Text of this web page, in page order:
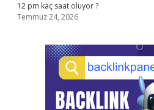
12 pm kaç saat oluyor ?
Temmuz 24, 2026